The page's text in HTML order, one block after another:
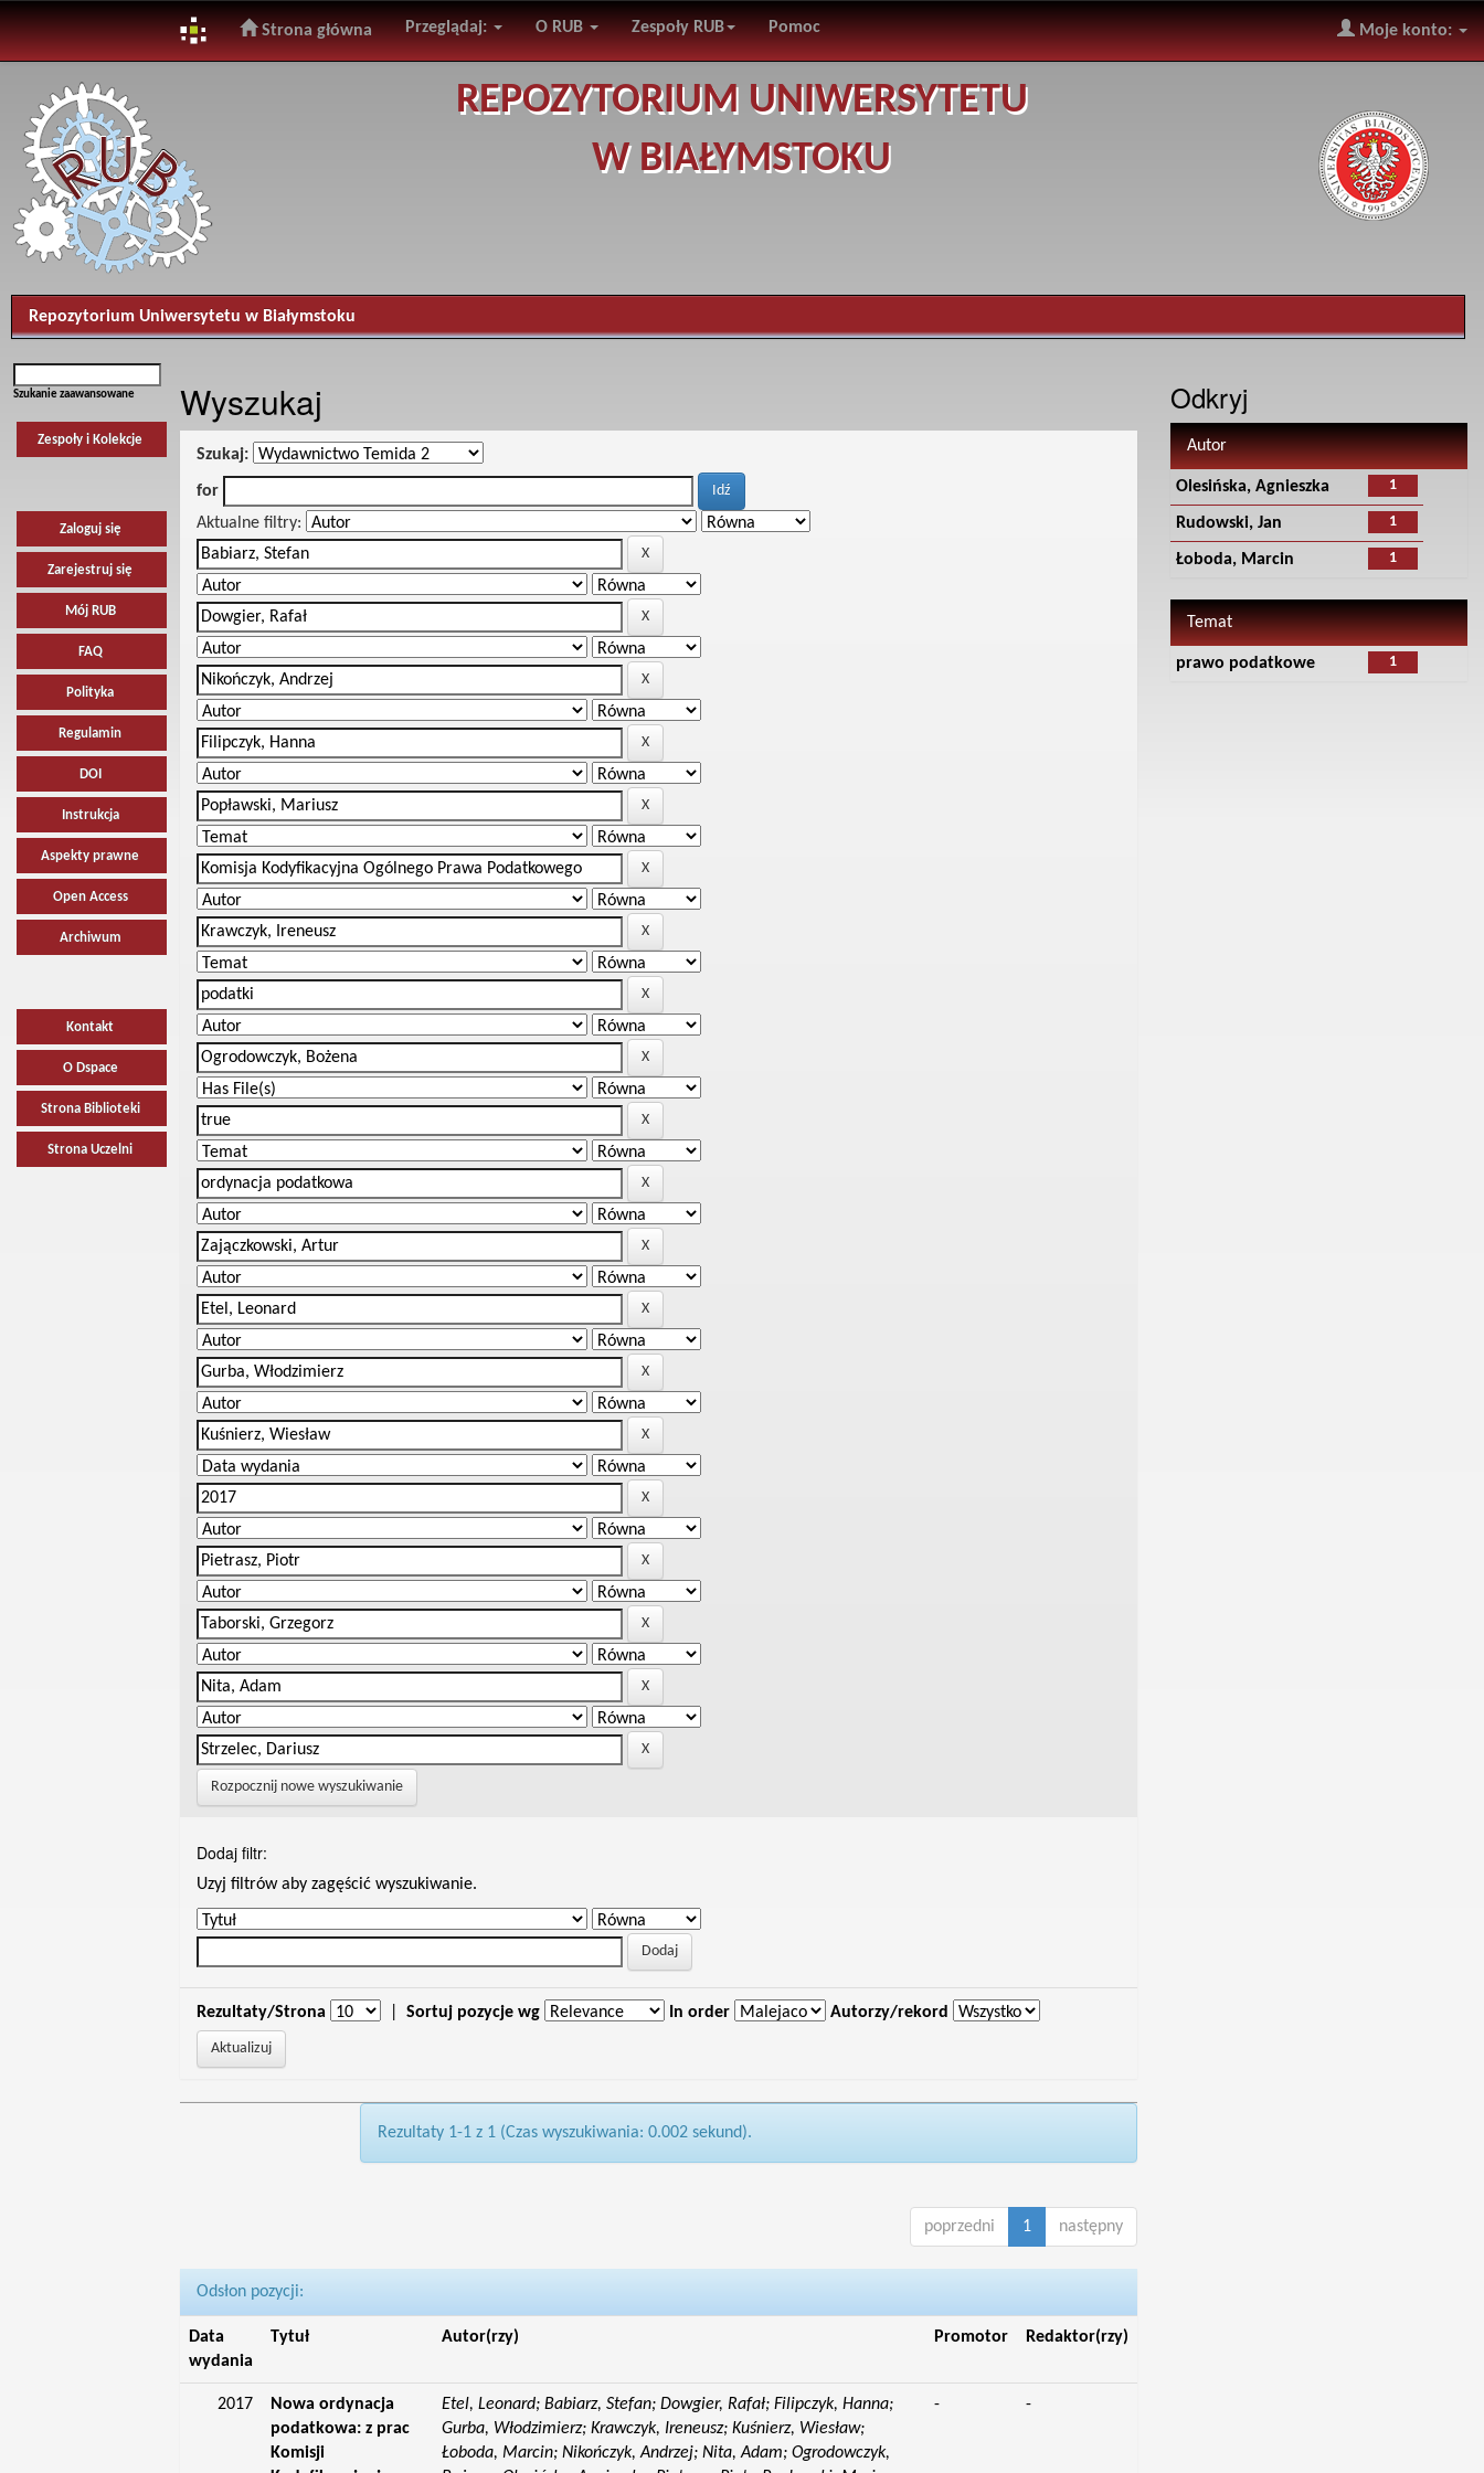
navigation
Strona główna Przeglądaj: O RUB Zespoły RUB Pomoc Moje konto:
REPOZYTORIUM UNIWERSYTETU
W BIAŁYMSTOKU
Repozytorium Uniwersytetu w Białymstoku
Szukanie zaawansowane
Zespoły i Kolekcje
Zaloguj się
Zarejestruj się
Mój RUB
FAQ
Polityka
Regulamin
DOI
Instrukcja
Aspekty prawne
Open Access
Archiwum
Kontakt
O Dspace
Strona Biblioteki
Strona Uczelni
Wyszukaj
Szukaj:
for
Aktualne filtry:
Rozpocznij nowe wyszukiwanie
Dodaj filtr:
Uzyj filtrów aby zagęścić wyszukiwanie.
Rezultaty/Strona Sortuj pozycje wg In order Autorzy/rekord
Rezultaty 1-1 z 1 (Czas wyszukiwania: 0.002 sekund).
poprzedni 1 następny
Odsłon pozycji:
Data
wydania
Tytuł Autor(rzy) Promotor Redaktor(rzy)
2017
Nowa ordynacja
podatkowa: z prac
Komisji
Etel, Leonard; Babiarz, Stefan; Dowgier, Rafał; Filipczyk, Hanna;
Gurba, Włodzimierz; Krawczyk, Ireneusz; Kuśnierz, Wiesław;
Łoboda, Marcin; Nikończyk, Andrzej; Nita, Adam; Ogrodowczyk,
- -
Odkryj
Autor
1
Olesińska, Agnieszka
1
Rudowski, Jan
1
Łoboda, Marcin
Temat
1
prawo podatkowe